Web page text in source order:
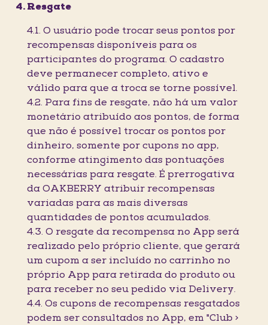
Resgate
4.1. O usuário pode trocar seus pontos por
recompensas disponíveis para os
participantes do programa. O cadastro
deve permanecer completo, ativo e
válido para que a troca se torne possível.
4.2. Para fins de resgate, não há um valor
monetário atribuído aos pontos, de forma
que não é possível trocar os pontos por
dinheiro, somente por cupons no app,
conforme atingimento das pontuações
necessárias para resgate. É prerrogativa
da OAKBERRY atribuir recompensas
variadas para as mais diversas
quantidades de pontos acumulados.
4.3. O resgate da recompensa no App será
realizado pelo próprio cliente, que gerará
um cupom a ser incluído no carrinho no
próprio App para retirada do produto ou
para receber no seu pedido via Delivery.
4.4. Os cupons de recompensas resgatados
podem ser consultados no App, em "Club >